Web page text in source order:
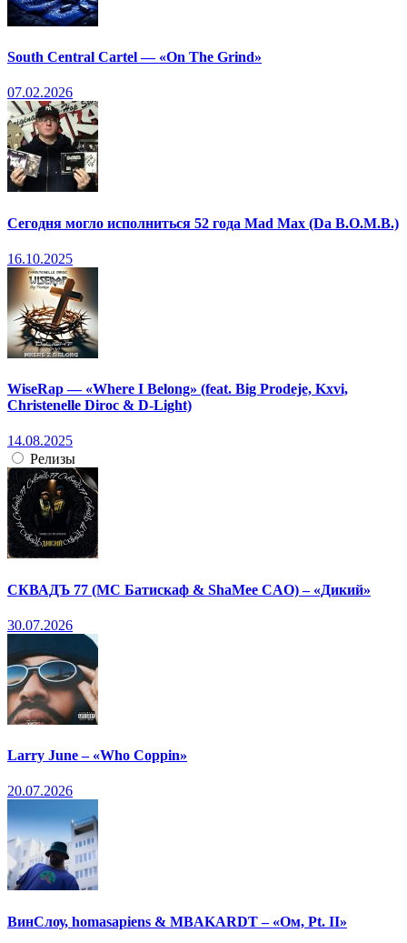
South Central Cartel — «On The Grind»
07.02.2026
Сегодня могло исполниться 52 года Mad Max (Da B.O.M.B.)
16.10.2025
WiseRap — «Where I Belong» (feat. Big Prodeje, Kxvi,
Christenelle Diroc & D-Light)
14.08.2025
Релизы
СКВАДЪ 77 (МС Батискаф & ShaMee CAO) – «Дикий»
30.07.2026
Larry June – «Who Coppin»
20.07.2026
ВинСлоу, homasapiens & MBAKARDT – «Ом, Pt. II»